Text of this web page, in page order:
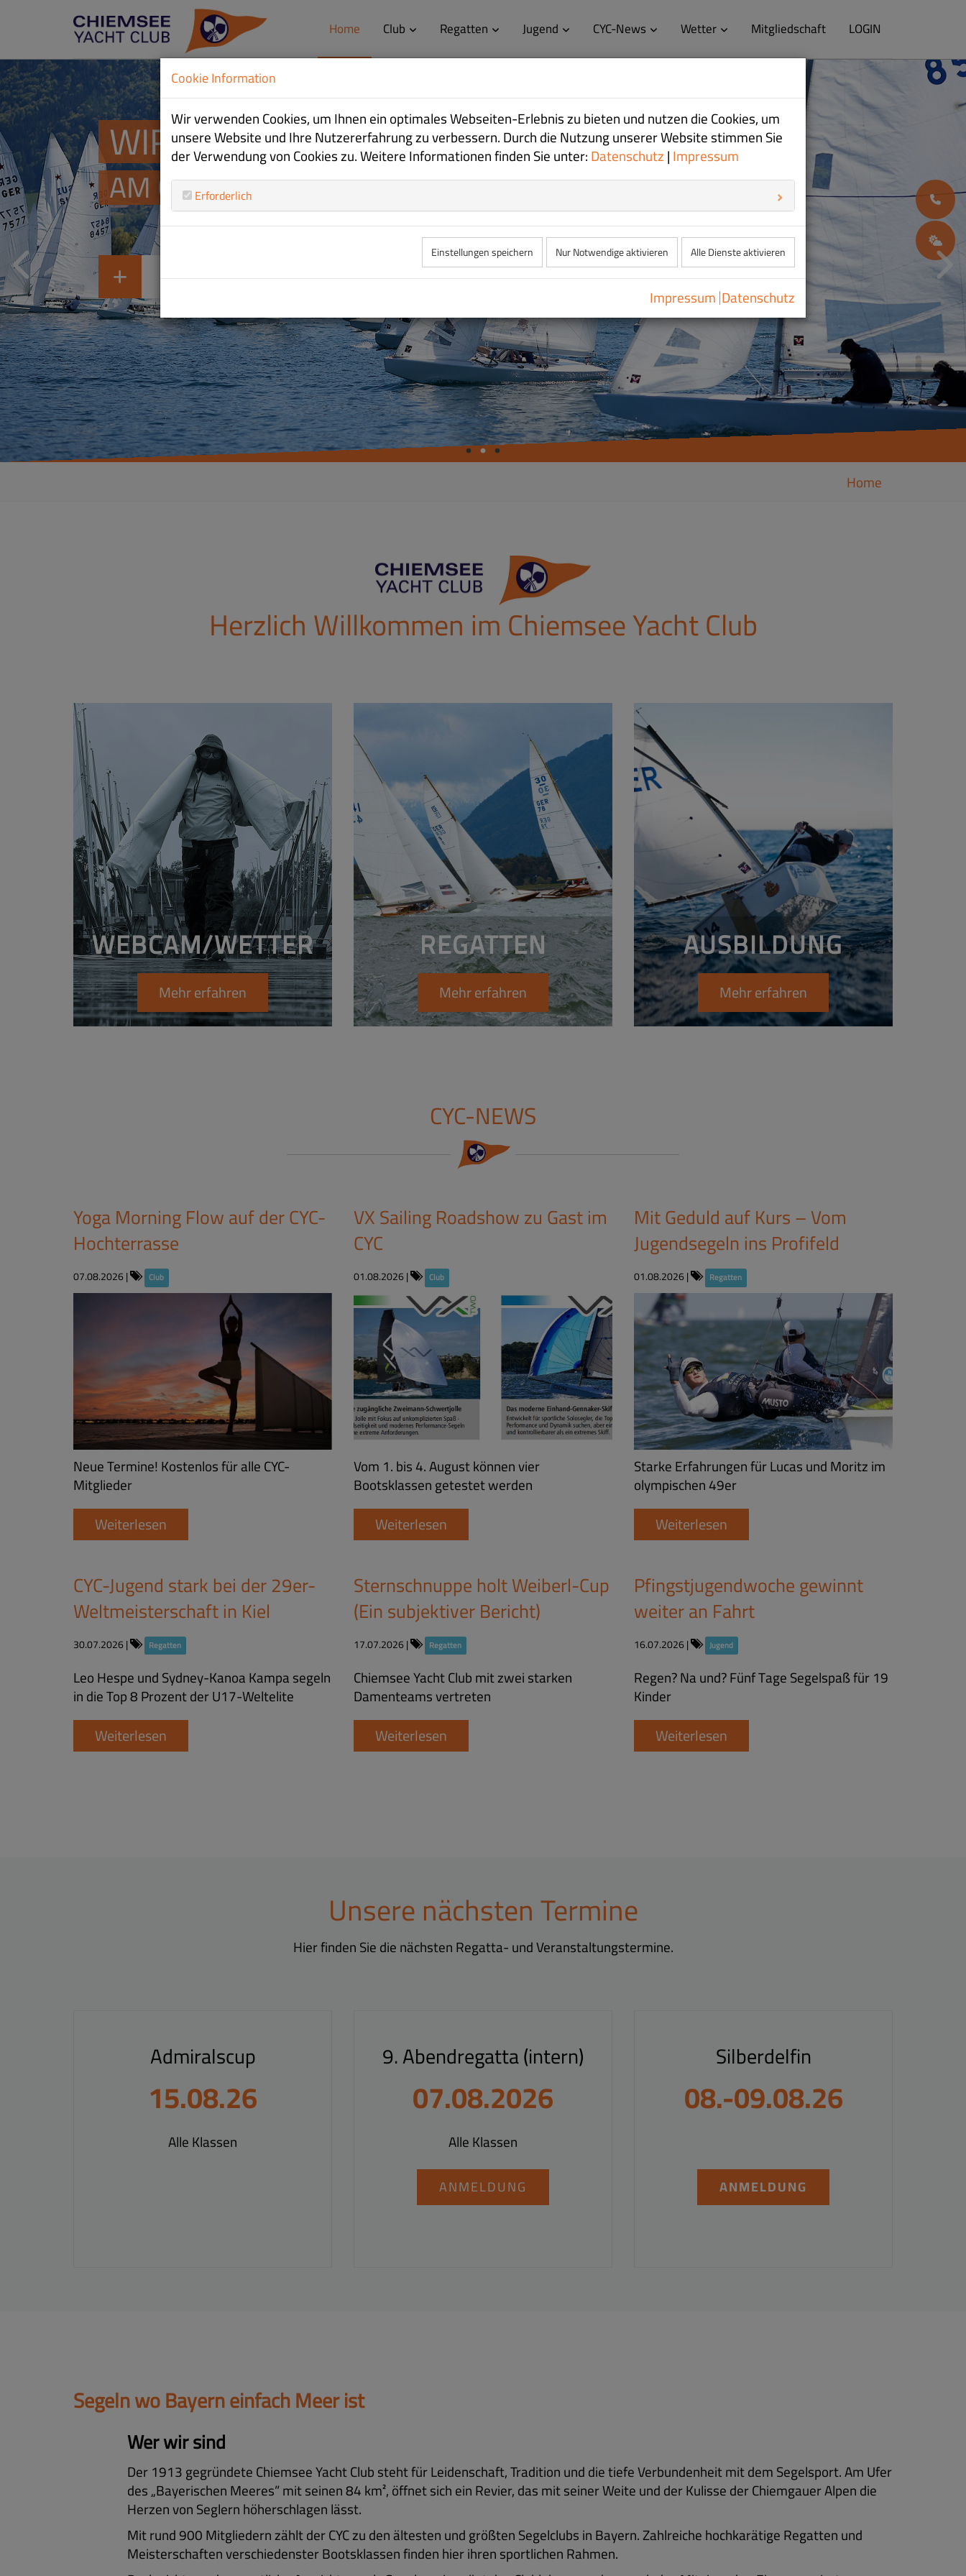
Home Club Regatten Jugend CYC-News Wetter Mitgliedschaft LOGIN
WIR SIND SEGELSPORT
AM CHIEMSEE
ZUR JUGEND
WIR SIND SEGELSPORT
AM CHIEMSEE
ZUR CLUBINFO
WIR SIND SEGELSPORT
AM CHIEMSEE
ZU DEN REGATTEN
Home
Herzlich Willkommen im Chiemsee Yacht Club
WEBCAM/WETTER
Mehr erfahren
REGATTEN
Mehr erfahren
AUSBILDUNG
Mehr erfahren
CYC-NEWS
Yoga Morning Flow auf der CYC-
Hochterrasse
07.08.2026| Club
Neue Termine! Kostenlos für alle CYC-
Mitglieder
Weiterlesen
VX Sailing Roadshow zu Gast im
CYC​
01.08.2026| Club
Vom 1. bis 4. August können vier
Bootsklassen getestet werden
Weiterlesen
Mit Geduld auf Kurs – Vom
Jugendsegeln ins Profifeld
01.08.2026| Regatten
Starke Erfahrungen für Lucas und Moritz im
olympischen 49er
Weiterlesen
CYC-Jugend stark bei der 29er-
Weltmeisterschaft in Kiel
30.07.2026| Regatten
Leo Hespe und Sydney-Kanoa Kampa segeln
in die Top 8 Prozent der U17-Weltelite
Weiterlesen
Sternschnuppe holt Weiberl-Cup
(Ein subjektiver Bericht)
17.07.2026| Regatten
Chiemsee Yacht Club mit zwei starken
Damenteams vertreten
Weiterlesen
Pfingstjugendwoche gewinnt
weiter an Fahrt
16.07.2026| Jugend
Regen? Na und? Fünf Tage Segelspaß für 19
Kinder
Weiterlesen
Unsere nächsten Termine
Hier finden Sie die nächsten Regatta- und Veranstaltungstermine.
Admiralscup
15.08.26
Alle Klassen
9. Abendregatta (intern)
07.08.2026
Alle Klassen
ANMELDUNG
Silberdelfin
08.-09.08.26
ANMELDUNG
Segeln wo Bayern einfach Meer ist
Wer wir sind
Der 1913 gegründete Chiemsee Yacht Club steht für Leidenschaft, Tradition und die tiefe Verbundenheit mit dem Segelsport. Am Ufer
des „Bayerischen Meeres” mit seinen 84 km², öffnet sich ein Revier, das mit seiner Weite und der Kulisse der Chiemgauer Alpen die
Herzen von Seglern höherschlagen lässt.
Mit rund 900 Mitgliedern zählt der CYC zu den ältesten und größten Segelclubs in Bayern. Zahlreiche hochkarätige Regatten und
Meisterschaften verschiedenster Bootsklassen finden hier ihren sportlichen Rahmen.
Cookie Information
Wir verwenden Cookies, um Ihnen ein optimales Webseiten-Erlebnis zu bieten und nutzen die Cookies, um
unsere Website und Ihre Nutzererfahrung zu verbessern. Durch die Nutzung unserer Website stimmen Sie
der Verwendung von Cookies zu. Weitere Informationen finden Sie unter:Datenschutz|Impressum
Erforderlich
Einstellungen speichern Nur Notwendige aktivieren Alle Dienste aktivieren
Impressum Datenschutz